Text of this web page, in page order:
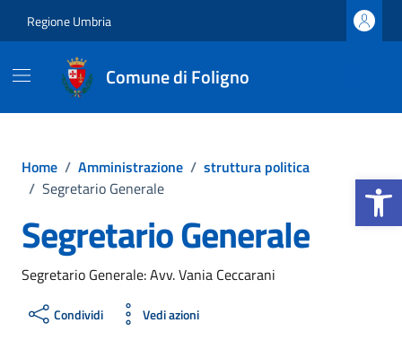
Apri la
Regione Umbria
Comune di Foligno
Home / Amministrazione / struttura politica
/ Segretario Generale
Segretario Generale
Segretario Generale: Avv. Vania Ceccarani
Condividi Vedi azioni